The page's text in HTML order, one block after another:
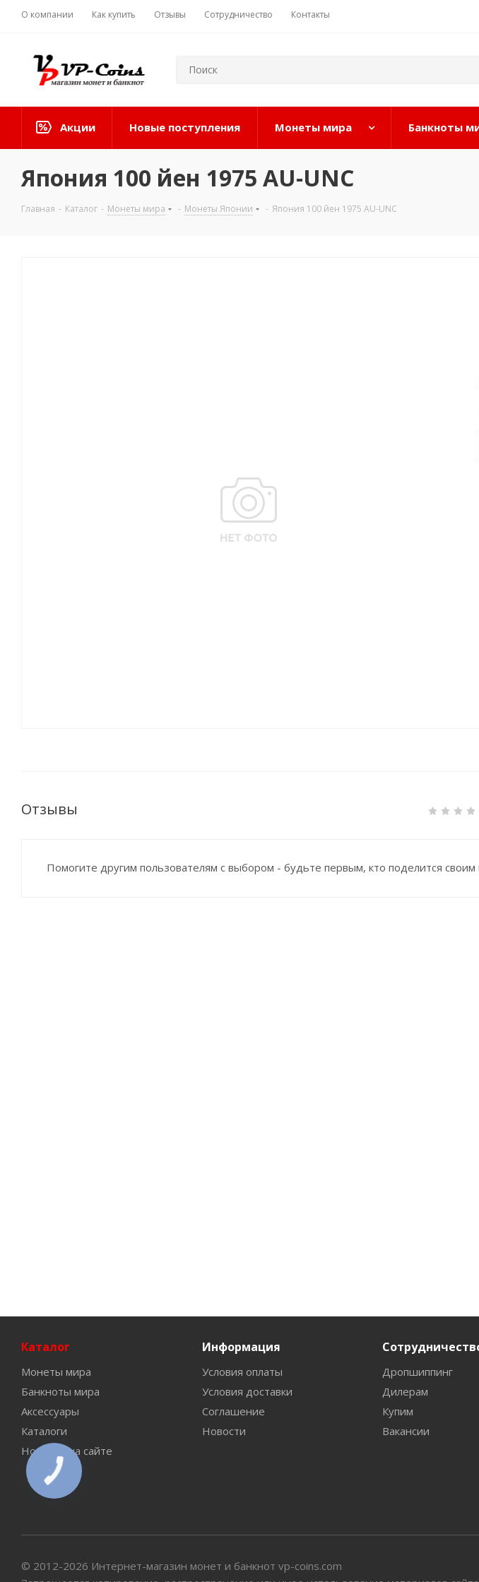
О компании Как купить Отзывы Сотрудничество Контакты
Акции Новые поступления Монеты мира Банкноты
Япония 100 йен 1975 AU-UNC
Главная - Каталог - Монеты мира - Монеты Японии - Япония 100 йен 1975 AU-UNC
Отзывы
Помогите другим пользователям с выбором - будьте первым, кто поделится
Каталог
Монеты мира
Банкноты мира
Аксессуары
Каталоги
Новинки на сайте
Информация
Условия оплаты
Условия доставки
Соглашение
Новости
Дропшиппинг
Дилерам
Купим
Вакансии
© 2012-2026 Интернет-магазин монет и банкнот vp-coins.com
КНОПКА
СВЯЗИ